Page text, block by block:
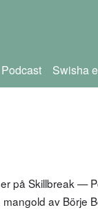
Podcast Swisha
på Skillbreak —
av Börje